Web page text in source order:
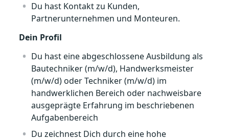
Du hast Kontakt zu Kunden,
Partnerunternehmen und Monteuren.
Dein Profil
Du hast eine abgeschlossene Ausbildung als
Bautechniker (m/w/d), Handwerksmeister
(m/w/d) oder Techniker (m/w/d) im
handwerklichen Bereich oder nachweisbare
ausgeprägte Erfahrung im beschriebenen
Aufgabenbereich
Du zeichnest Dich durch eine hohe